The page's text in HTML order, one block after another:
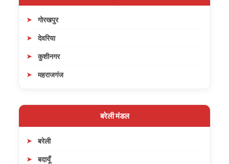
गोरखपुर
देवरिया
कुशीनगर
महराजगंज
बरेली मंडल
बरेली
बदायूँ